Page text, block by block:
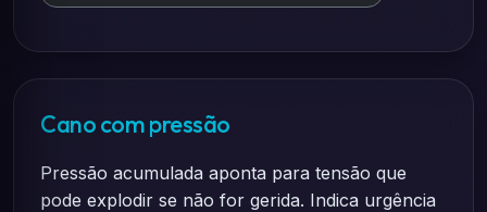
Cano com pressão
Pressão acumulada aponta para tensão que
pode explodir se não for gerida. Indica urgência